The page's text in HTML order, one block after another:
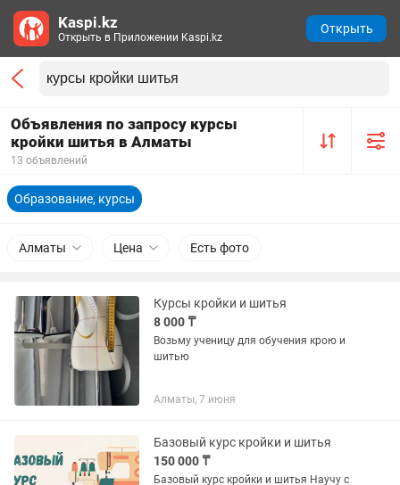
Объявления по запросу курсы
кройки шитья в Алматы
13 объявлений
Образование, курсы
Алматы Цена Есть фото
Курсы кройки и шитья
8 000 ₸
Возьму ученицу для обучения крою и
шитью
Алматы, 7 июня
Базовый курс кройки и шитья
150 000 ₸
Базовый курс кройки и шитья Научу с
Kaspi.kz
Открыть в Приложении Kaspi.kz
Открыть